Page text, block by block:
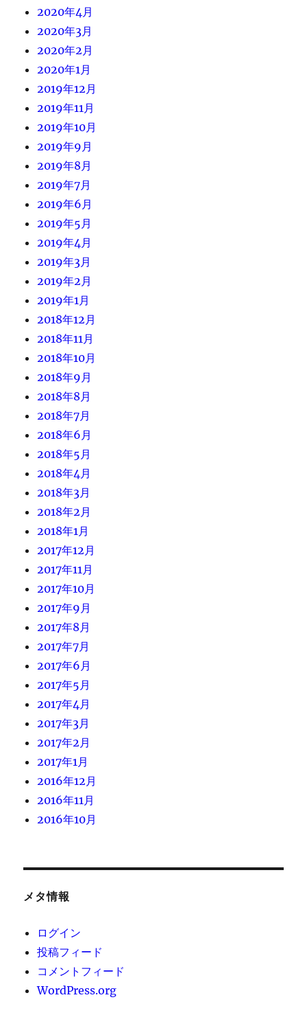
2020年4月
2020年3月
2020年2月
2020年1月
2019年12月
2019年11月
2019年10月
2019年9月
2019年8月
2019年7月
2019年6月
2019年5月
2019年4月
2019年3月
2019年2月
2019年1月
2018年12月
2018年11月
2018年10月
2018年9月
2018年8月
2018年7月
2018年6月
2018年5月
2018年4月
2018年3月
2018年2月
2018年1月
2017年12月
2017年11月
2017年10月
2017年9月
2017年8月
2017年7月
2017年6月
2017年5月
2017年4月
2017年3月
2017年2月
2017年1月
2016年12月
2016年11月
2016年10月
メタ情報
ログイン
投稿フィード
コメントフィード
WordPress.org